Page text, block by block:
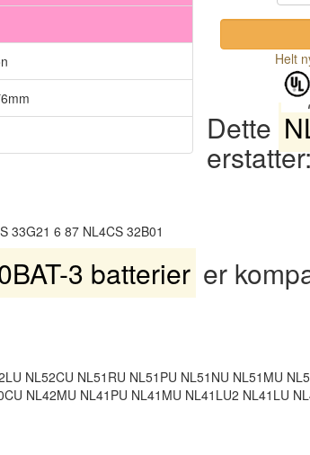
Helt
Dette
33G21 6 87 NL4CS 32B01
3 batterier er
NL52CU NL51RU NL51PU NL51NU NL51MU
NL42MU NL41PU NL41MU NL41LU2 NL41LU